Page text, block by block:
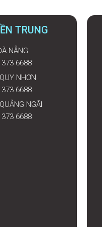
TRUNG
NẴNG
6688
NHƠN
6688
NGÃI
6688